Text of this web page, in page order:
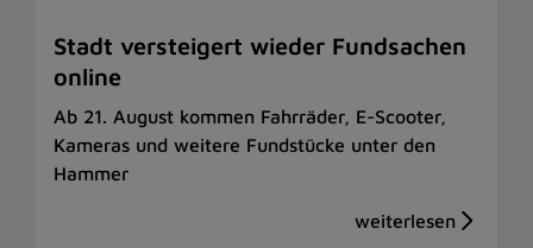
Stadt versteigert wieder Fundsachen
online
Ab 21. August kommen Fahrräder, E-Scooter,
Kameras und weitere Fundstücke unter den
Hammer